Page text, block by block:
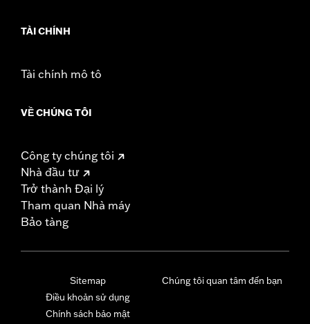
TÀI CHÍNH
Tài chính mô tô
VỀ CHÚNG TÔI
Công ty chúng tôi
Nhà đầu tư
Trở thành Đại lý
Tham quan Nhà máy
Bảo tàng
Sitemap
Điều khoản sử dụng
Chính sách bảo mật
Chúng tôi quan tâm đến bạn